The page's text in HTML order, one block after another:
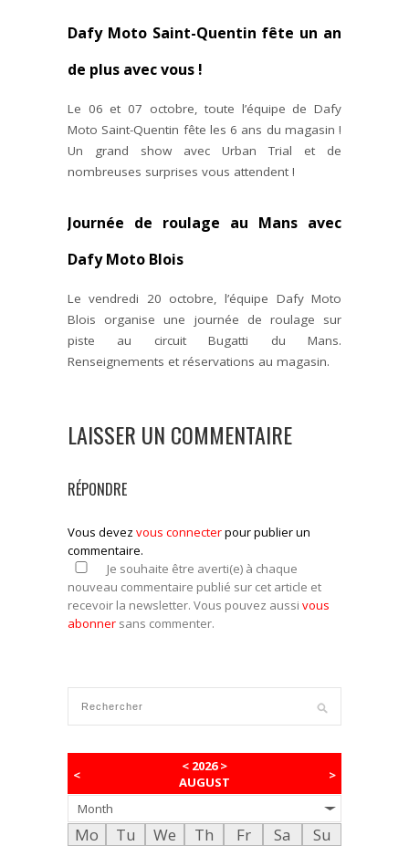
Dafy Moto Saint-Quentin fête un an
de plus avec vous !
Le 06 et 07 octobre, toute l’équipe de Dafy
Moto Saint-Quentin fête les 6 ans du magasin !
Un grand show avec Urban Trial et de
nombreuses surprises vous attendent !
Journée de roulage au Mans avec
Dafy Moto Blois
Le vendredi 20 octobre, l’équipe Dafy Moto
Blois organise une journée de roulage sur
piste au circuit Bugatti du Mans.
Renseignements et réservations au magasin.
LAISSER UN COMMENTAIRE
RÉPONDRE
Vous devez vous connecterpour publier un
commentaire.
Je souhaite être averti(e) à chaque
nouveau commentaire publié sur cet article et
recevoir la newsletter. Vous pouvez aussi vous
abonner sans commenter.
<
< 2026>
AUGUST
>
Month
Mo Tu We Th Fr Sa Su